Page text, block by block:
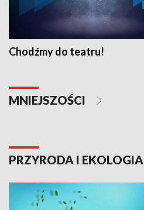
Chodźmy do teatru!
MNIEJSZOŚCI
PRZYRODA I EKOLOGIA